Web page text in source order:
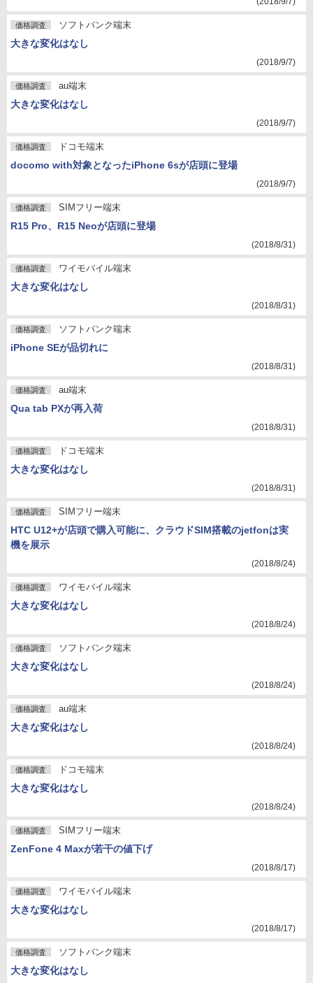
価格調査 ソフトバンク端末
大きな変化はなし
(2018/9/7)
価格調査 au端末
大きな変化はなし
(2018/9/7)
価格調査 ドコモ端末
docomo with対象となったiPhone 6sが店頭に登場
(2018/9/7)
価格調査 SIMフリー端末
R15 Pro、R15 Neoが店頭に登場
(2018/8/31)
価格調査 ワイモバイル端末
大きな変化はなし
(2018/8/31)
価格調査 ソフトバンク端末
iPhone SEが品切れに
(2018/8/31)
価格調査 au端末
Qua tab PXが再入荷
(2018/8/31)
価格調査 ドコモ端末
大きな変化はなし
(2018/8/31)
価格調査 SIMフリー端末
HTC U12+が店頭で購入可能に、クラウドSIM搭載のjetfonは実
機を展示
(2018/8/24)
価格調査 ワイモバイル端末
大きな変化はなし
(2018/8/24)
価格調査 ソフトバンク端末
大きな変化はなし
(2018/8/24)
価格調査 au端末
大きな変化はなし
(2018/8/24)
価格調査 ドコモ端末
大きな変化はなし
(2018/8/24)
価格調査 SIMフリー端末
ZenFone 4 Maxが若干の値下げ
(2018/8/17)
価格調査 ワイモバイル端末
大きな変化はなし
(2018/8/17)
価格調査 ソフトバンク端末
大きな変化はなし